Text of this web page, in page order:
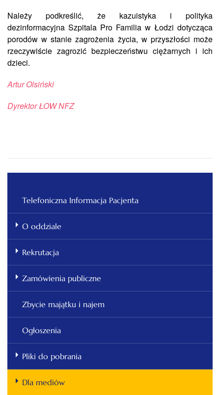
Należy podkreślić, że kazuistyka i polityka
dezinformacyjna Szpitala Pro Familia w Łodzi dotycząca
porodów w stanie zagrożenia życia, w przyszłości może
rzeczywiście zagrozić bezpieczeństwu ciężarnych i ich
dzieci.
Artur Olsiński
Dyrektor ŁOW NFZ
Telefoniczna Informacja Pacjenta
O oddziale
Rekrutacja
Zamówienia publiczne
Zbycie majątku i najem
Ogłoszenia
Pliki do pobrania
Dla mediów